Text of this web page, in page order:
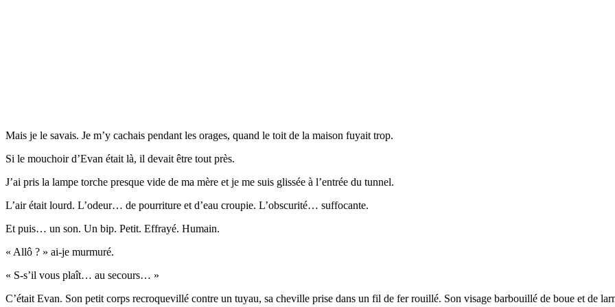
Mais je le savais. Je m’y cachais pendant les orages, quand le toit de la maison fuyait trop.
Si le mouchoir d’Evan était là, il devait être tout près.
J’ai pris la lampe torche presque vide de ma mère et je me suis glissée à l’entrée du tunnel.
L’air était lourd. L’odeur… de pourriture et d’eau croupie. L’obscurité… suffocante.
Et puis… un son. Un bip. Petit. Effrayé. Humain.
« Allô ? » ai-je murmuré.
« S-s’il vous plaît… au secours… »
C’était Evan. Son petit corps recroquevillé contre un tuyau, sa cheville prise dans un fil de fer rouillé. Son visage barbouillé de boue et de